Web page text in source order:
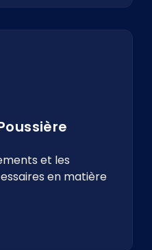
et les
en matière